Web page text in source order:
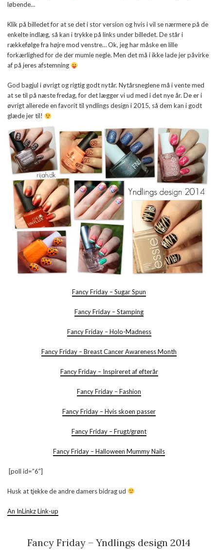
løbende…
Klik på billedet for at se det i stor version og hvis i vil se nærmere på de
enkelte indlæg, så kan i trykke på links under billedet. De står i
rækkefølge fra højre mod venstre… Ok, jeg har måske en lille
forkærlighed for de der mumie negle. Men det må i ikke lade jer påvirke
af på jeres afstemning
God bagjul i øvrigt og rigtig godt nytår. Nytårsneglene må i vente med
at se til på næste fredag, for det lægger vi ud med i det nye år. De er i
øvrigt allerede en favorit til yndlings design i 2015, så dem kan i godt
glæde jer til!
Fancy Friday – Sugar Spun
Fancy Friday – Stamping
Fancy Friday – Holo-Madness
Fancy Friday – Breast Cancer Awareness Month
Fancy Friday – Inspireret af efterår
Fancy Friday – Fashion
Fancy Friday – Hvis skoen passer
Fancy Friday – Frugt/grønt
Fancy Friday – Halloween Mummy Nails
[poll id=”6″]
Husk at tjekke de andre damers bidrag ud
An InLinkz Link-up
Fancy Friday – Yndlings design 2014